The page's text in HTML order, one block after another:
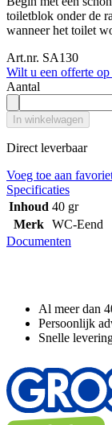
toiletblok onder de
wanneer het toilet
Art.nr. SA130
Wilt u een offerte
Aantal
In winkelwagen
Direct leverbaar
Voeg toe aan
Specificaties
Inhoud 40 gr
Merk WC-Eend
Documenten
Al meer dan
Persoonlijk
Snelle